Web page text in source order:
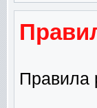
Правила